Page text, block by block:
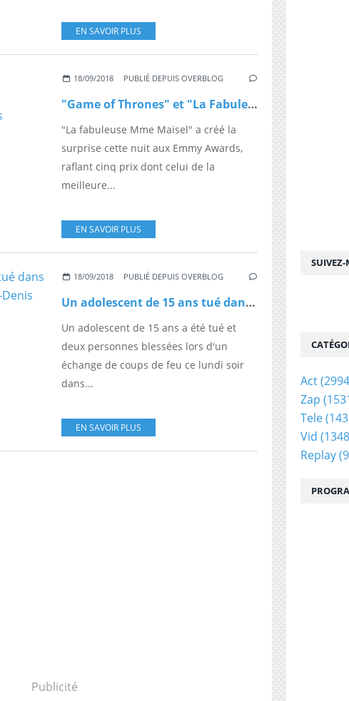
EN SAVOIR PLUS
18/09/2018 PUBLIÉ DEPUIS OVERBLOG
"Game of Thrones" et "La Fabuleuse Mme Maisel" : Le palmarès des Emmy Awards
"La fabuleuse Mme Maisel" a créé la
surprise cette nuit aux Emmy Awards,
raflant cinq prix dont celui de la
meilleure...
EN SAVOIR PLUS
18/09/2018 PUBLIÉ DEPUIS OVERBLOG
Un adolescent de 15 ans tué dans une fusillade en Seine-Saint-Denis cette nuit
Un adolescent de 15 ans a été tué et
deux personnes blessées lors d'un
échange de coups de feu ce lundi soir
dans...
EN SAVOIR PLUS
Publicité
Act
Zap
Tele
Vid
Replay